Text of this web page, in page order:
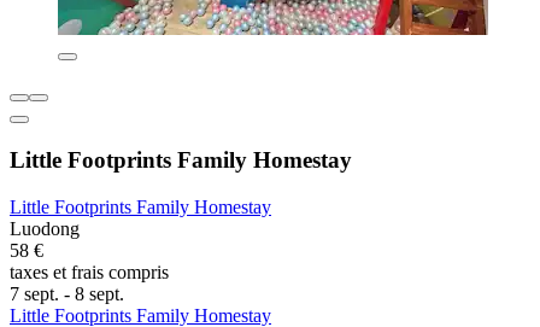
Little Footprints Family Homestay
Little Footprints Family Homestay
Luodong
58 €
taxes et frais compris
7 sept. - 8 sept.
Little Footprints Family Homestay